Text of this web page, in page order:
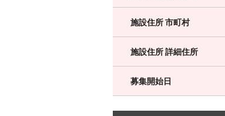
施設住所 市町村
施設住所 詳細住所
募集開始日